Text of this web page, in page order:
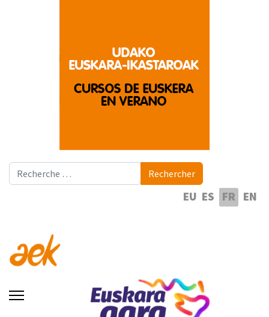
Rechercher Rechercher
EU ES FR EN